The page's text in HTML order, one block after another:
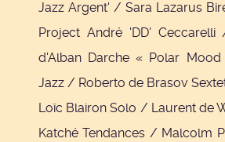
Jazz Argent' / Sara Lazarus
Project André 'DD'
d'Alban Darche « Polar
Jazz / Roberto de Brasov
Loïc Blairon Solo / Laurent de
Katché Tendances / Malcolm